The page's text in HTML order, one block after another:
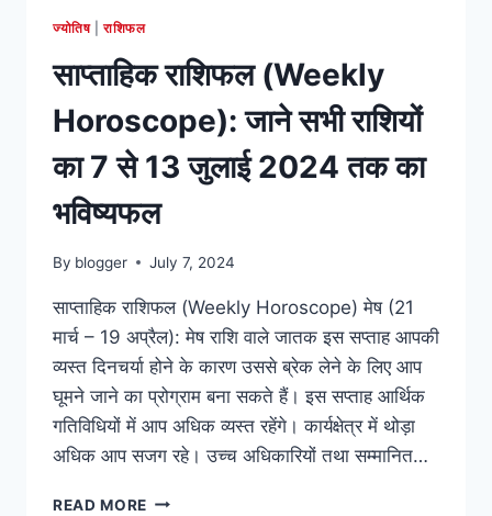
ज्योतिष|राशिफल
साप्ताहिक राशिफल (Weekly
Horoscope): जाने सभी राशियों
का 7 से 13 जुलाई 2024 तक का
भविष्यफल
By blogger July 7, 2024
साप्ताहिक राशिफल (Weekly Horoscope) मेष (21
मार्च – 19 अप्रैल): मेष राशि वाले जातक इस सप्ताह आपकी
व्यस्त दिनचर्या होने के कारण उससे ब्रेक लेने के लिए आप
घूमने जाने का प्रोग्राम बना सकते हैं। इस सप्ताह आर्थिक
गतिविधियों में आप अधिक व्यस्त रहेंगे। कार्यक्षेत्र में थोड़ा
अधिक आप सजग रहे। उच्च अधिकारियों तथा सम्मानित…
READ MORE साप्ताहिक